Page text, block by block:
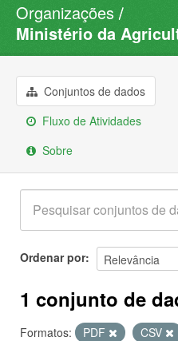
Conjuntos de dados
Organizações
Sobre
Organizações
Ministério da
Conjuntos de dados
Fluxo de Atividades
Sobre
Ordenar por
1 conjunto de
Formatos: PDF CSV